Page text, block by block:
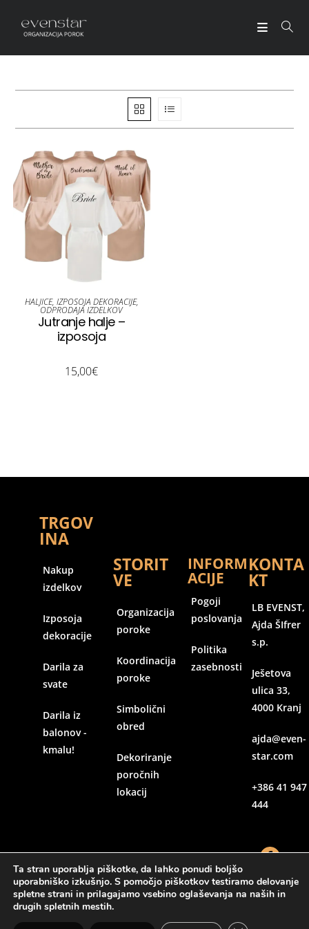
HALJICE, IZPOSOJA DEKORACIJE,
ODPRODAJA IZDELKOV
Jutranje halje –
izposoja
15,00€
TRGOV
INA
Nakup
izdelkov
Izposoja
dekoracije
Darila za
svate
Darila iz
balonov -
kmalu!
STORIT
VE
Organizacija
poroke
Koordinacija
poroke
Simbolični
obred
Dekoriranje
poročnih
lokacij
INFORM
ACIJE
Pogoji
poslovanja
Politika
zasebnosti
KONTA
KT
LB EVENST,
Ajda ŠIfrer
s.p.
Ješetova
ulica 33,
4000 Kranj
ajda@even-
star.com
+386 41 947
444
Ta stran uporablja piškotke, da lahko ponudi boljšo
uporabniško izkušnjo. S pomočjo piškotkov testiramo delovanje
spletne strani in prilagajamo vsebino oglaševanja na naših in
drugih spletnih mestih.